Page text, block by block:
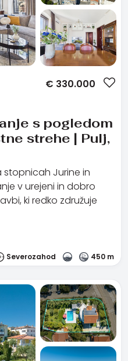
€ 330.000
s pogledom
strehe | Pulj,
stopnicah Jurine in
v urejeni in dobro
ki redko združuje
Severozahod 450 m